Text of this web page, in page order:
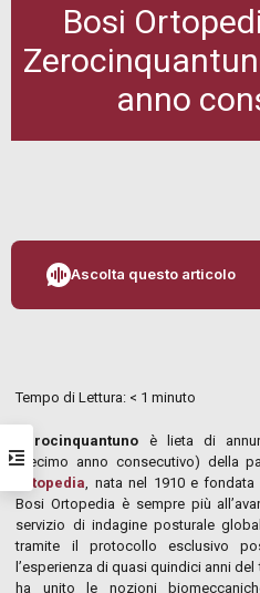
Bosi
anno
Ascolta questo articolo
Tempo di Lettura: < 1 minuto
Zerocinquantuno è lieta di
(decimo anno consecutivo) della
Ortopedia , nata nel 1910 e
Bosi Ortopedia è sempre più
servizio di indagine posturale
tramite il protocollo esclusivo
l’esperienza di quasi quindici anni
ha unito le nozioni